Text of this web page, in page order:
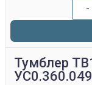
-
Тумблер